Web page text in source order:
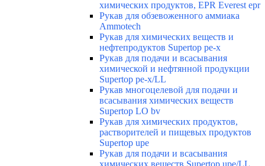
химических продуктов, EPR Everest epr
Рукав для обзевоженного аммиака
Ammotech
Рукав для химических веществ и
нефтепродуктов Supertop pe-x
Рукав для подачи и всасывания
химической и нефтянной продукции
Supertop pe-x/LL
Рукав многоцелевой для подачи и
всасывания химических веществ
Supertop LO bv
Рукав для химических продуктов,
растворителей и пищевых продуктов
Supertop upe
Рукав для подачи и всасывания
химических веществ Supertop upe/LL